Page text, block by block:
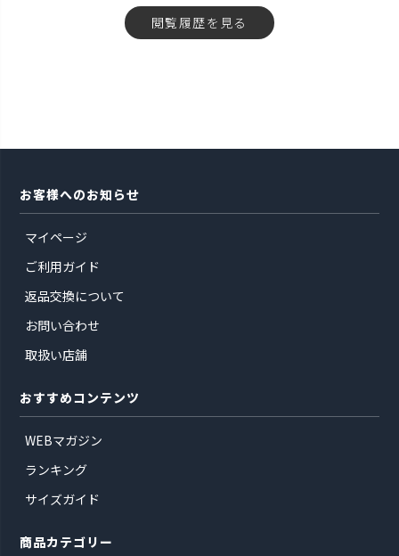
閲覧履歴を見る
お客様へのお知らせ
マイページ
ご利用ガイド
返品交換について
お問い合わせ
取扱い店舗
おすすめコンテンツ
WEBマガジン
ランキング
サイズガイド
商品カテゴリー